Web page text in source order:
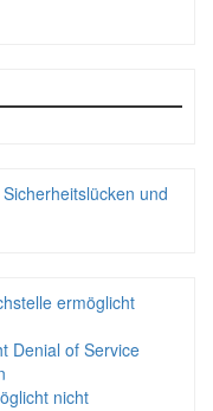
und
ermöglicht
Denial of Service
nicht